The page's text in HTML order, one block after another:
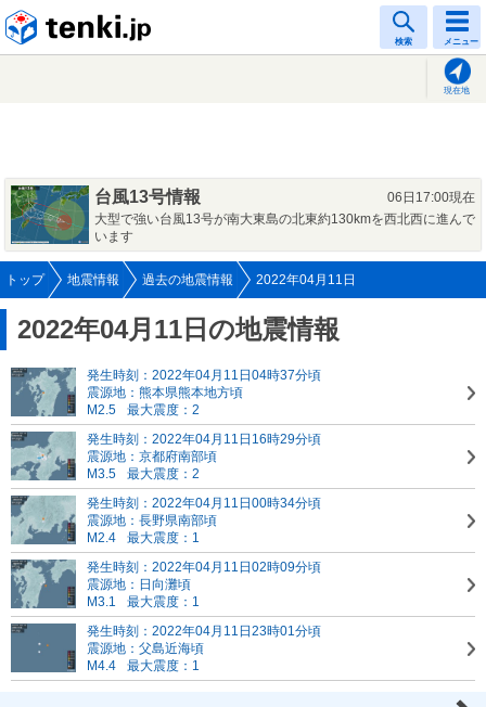
検索 メニュー
現在地
台風13号情報
06日17:00現在
大型で強い台風13号が南大東島の北東約130kmを西北西に進んで
います
トップ 地震情報 過去の地震情報 2022年04月11日
2022年04月11日の地震情報
発生時刻：2022年04月11日04時37分頃
震源地：熊本県熊本地方頃
M2.5
最大震度：2
発生時刻：2022年04月11日16時29分頃
震源地：京都府南部頃
M3.5
最大震度：2
発生時刻：2022年04月11日00時34分頃
震源地：長野県南部頃
M2.4
最大震度：1
発生時刻：2022年04月11日02時09分頃
震源地：日向灘頃
M3.1
最大震度：1
発生時刻：2022年04月11日23時01分頃
震源地：父島近海頃
M4.4
最大震度：1